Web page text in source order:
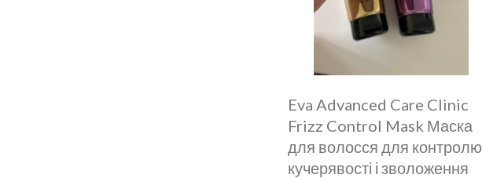
Eva Advanced Care Clinic
Frizz Control Mask Маска
для волосся для контролю
кучерявості і зволоження